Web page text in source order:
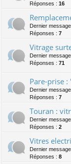
Réponses : 16
Dernier
Réponses : 7
Vitrage
Dernier
Réponses : 71
Pare-prise
Dernier
Réponses : 7
Touran :
Dernier
Réponses : 2
Vitres
Dernier
Réponses : 8